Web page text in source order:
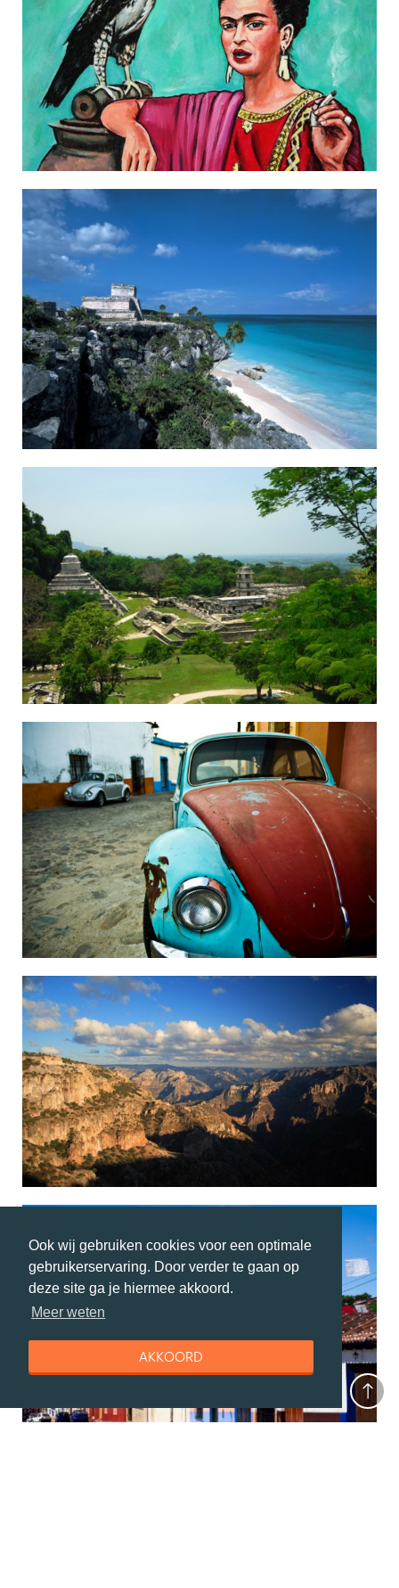
Ook wij gebruiken cookies voor een optimale
gebruikerservaring. Door verder te gaan op
deze site ga je hiermee akkoord.
Meer weten
AKKOORD